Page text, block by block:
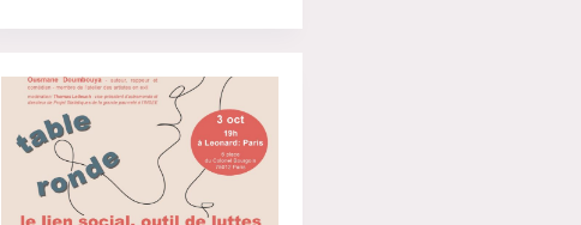
Cercle
de
lecture
#20